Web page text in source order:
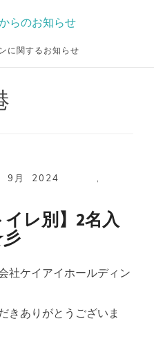
らのお知らせ
に関するお知らせ
9月 ,
2024
レ別】2名入
社ケイアイホールディン
きありがとうございま